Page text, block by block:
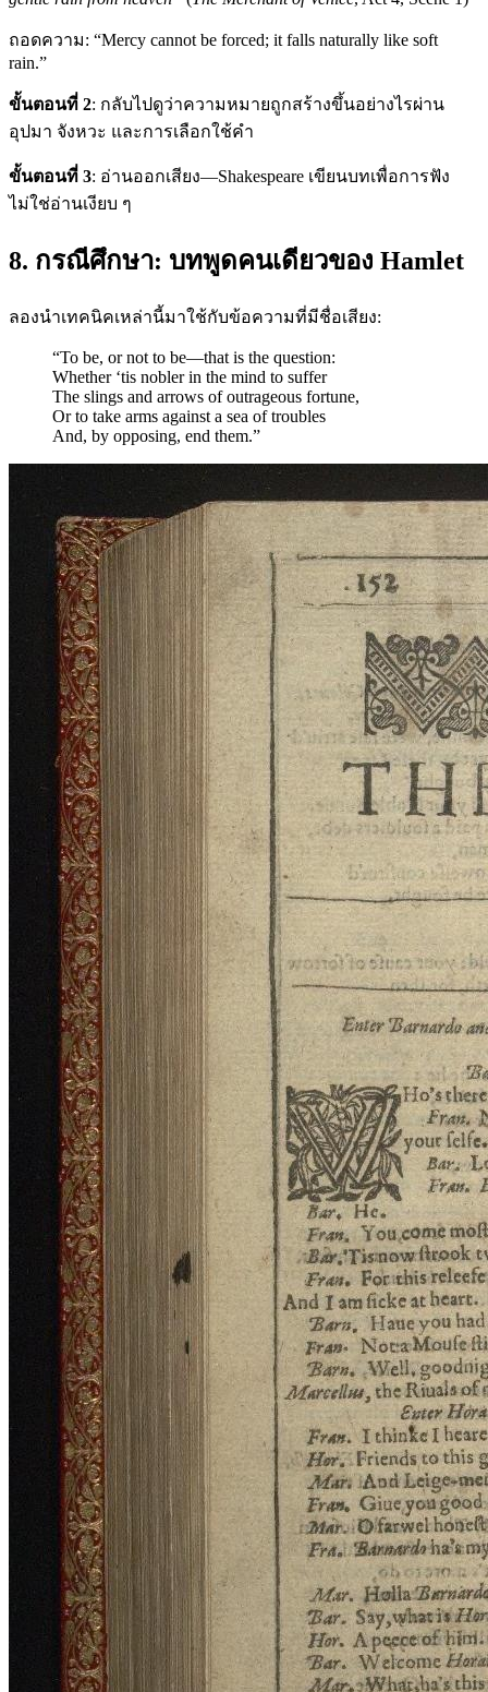
ถอดความ: “Mercy cannot be forced; it falls naturally like soft
rain.”
ขั้นตอนที่ 2: กลับไปดูว่าความหมายถูกสร้างขึ้นอย่างไรผ่าน
อุปมา จังหวะ และการเลือกใช้คำ
ขั้นตอนที่ 3: อ่านออกเสียง—Shakespeare เขียนบทเพื่อการฟัง
ไม่ใช่อ่านเงียบ ๆ
8. กรณีศึกษา: บทพูดคนเดียวของ Hamlet
ลองนำเทคนิคเหล่านี้มาใช้กับข้อความที่มีชื่อเสียง:
“To be, or not to be—that is the question:
Whether ‘tis nobler in the mind to suffer
The slings and arrows of outrageous fortune,
Or to take arms against a sea of troubles
And, by opposing, end them.”